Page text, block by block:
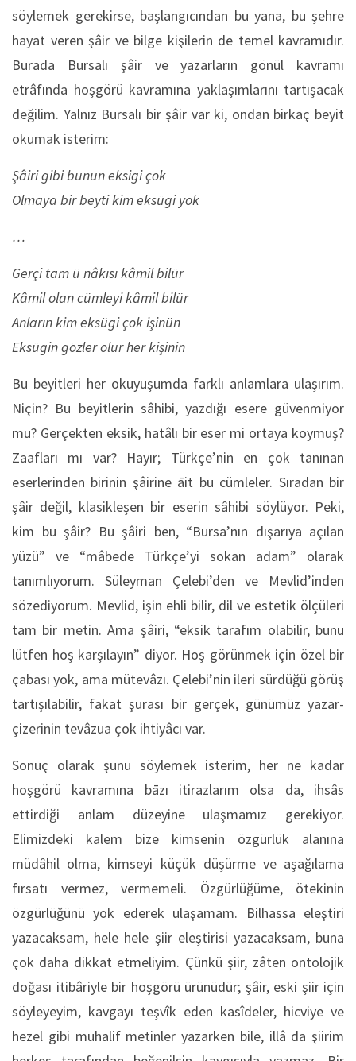
söylemek gerekirse, başlangıcından bu yana, bu şehre
hayat veren şâir ve bilge kişilerin de temel kavramıdır.
Burada Bursalı şâir ve yazarların gönül kavramı
etrâfında hoşgörü kavramına yaklaşımlarını tartışacak
değilim. Yalnız Bursalı bir şâir var ki, ondan birkaç beyit
okumak isterim:
Şâiri gibi bunun eksigi çok
Olmaya bir beyti kim eksügi yok
…
Gerçi tam ü nâkısı kâmil bilür
Kâmil olan cümleyi kâmil bilür
Anların kim eksügi çok işinün
Eksügin gözler olur her kişinin
Bu beyitleri her okuyuşumda farklı anlamlara ulaşırım.
Niçin? Bu beyitlerin sâhibi, yazdığı esere güvenmiyor
mu? Gerçekten eksik, hatâlı bir eser mi ortaya koymuş?
Zaafları mı var? Hayır; Türkçe’nin en çok tanınan
eserlerinden birinin şâirine āit bu cümleler. Sıradan bir
şâir değil, klasikleşen bir eserin sâhibi söylüyor. Peki,
kim bu şâir? Bu şâiri ben, “Bursa’nın dışarıya açılan
yüzü” ve “mâbede Türkçe’yi sokan adam” olarak
tanımlıyorum. Süleyman Çelebi’den ve Mevlid’inden
sözediyorum. Mevlid, işin ehli bilir, dil ve estetik ölçüleri
tam bir metin. Ama şâiri, “eksik tarafım olabilir, bunu
lütfen hoş karşılayın” diyor. Hoş görünmek için özel bir
çabası yok, ama mütevâzı. Çelebi’nin ileri sürdüğü görüş
tartışılabilir, fakat şurası bir gerçek, günümüz yazar-
çizerinin tevâzua çok ihtiyâcı var.
Sonuç olarak şunu söylemek isterim, her ne kadar
hoşgörü kavramına bāzı itirazlarım olsa da, ihsâs
ettirdiği anlam düzeyine ulaşmamız gerekiyor.
Elimizdeki kalem bize kimsenin özgürlük alanına
müdâhil olma, kimseyi küçük düşürme ve aşağılama
fırsatı vermez, vermemeli. Özgürlüğüme, ötekinin
özgürlüğünü yok ederek ulaşamam. Bilhassa eleştiri
yazacaksam, hele hele şiir eleştirisi yazacaksam, buna
çok daha dikkat etmeliyim. Çünkü şiir, zâten ontolojik
doğası itibâriyle bir hoşgörü ürünüdür; şâir, eski şiir için
söyleyeyim, kavgayı teşvîk eden kasîdeler, hicviye ve
hezel gibi muhalif metinler yazarken bile, illâ da şiirim